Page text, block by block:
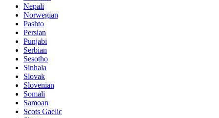
Nepali
Norwegian
Pashto
Persian
Punjabi
Serbian
Sesotho
Sinhala
Slovak
Slovenian
Somali
Samoan
Scots Gaelic